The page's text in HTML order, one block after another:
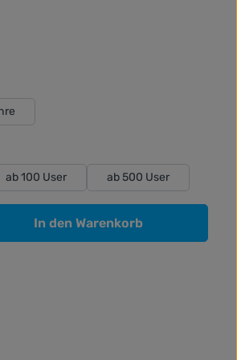
ab 100 User ab 500 User
gewünschten Wert
In den Warenkorb